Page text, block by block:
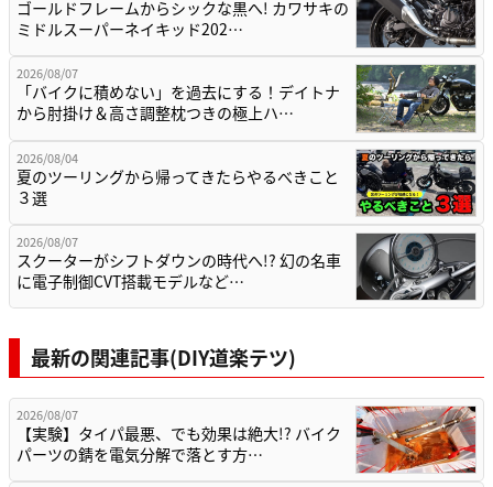
ゴールドフレームからシックな黒へ! カワサキの
ミドルスーパーネイキッド202…
2026/08/07
「バイクに積めない」を過去にする！デイトナ
から肘掛け＆高さ調整枕つきの極上ハ…
2026/08/04
夏のツーリングから帰ってきたらやるべきこと
３選
2026/08/07
スクーターがシフトダウンの時代へ!? 幻の名車
に電子制御CVT搭載モデルなど…
最新の関連記事(DIY道楽テツ)
2026/08/07
【実験】タイパ最悪、でも効果は絶大!? バイク
パーツの錆を電気分解で落とす方…